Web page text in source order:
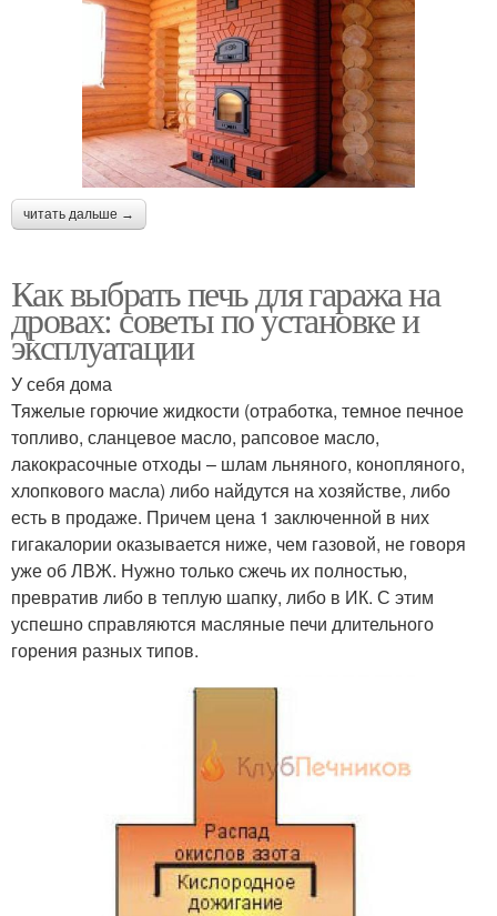
читать дальше →
Как выбрать печь для гаража на
дровах: советы по установке и
эксплуатации
У себя дома
Тяжелые горючие жидкости (отработка, темное печное
топливо, сланцевое масло, рапсовое масло,
лакокрасочные отходы – шлам льняного, конопляного,
хлопкового масла) либо найдутся на хозяйстве, либо
есть в продаже. Причем цена 1 заключенной в них
гигакалории оказывается ниже, чем газовой, не говоря
уже об ЛВЖ. Нужно только сжечь их полностью,
превратив либо в теплую шапку, либо в ИК. С этим
успешно справляются масляные печи длительного
горения разных типов.